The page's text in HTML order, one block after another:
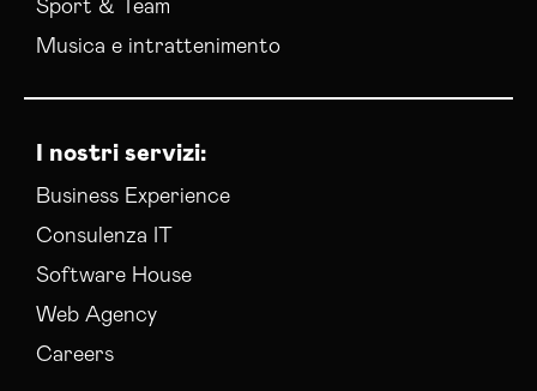
Sport & Team
Musica e intrattenimento
I nostri servizi:
Business Experience
Consulenza IT
Software House
Web Agency
Careers